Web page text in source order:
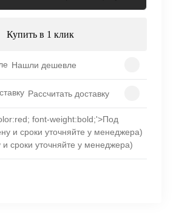
Купить в 1 клик
Нашли дешевле
Рассчитать доставку
и сроки уточняйте у менеджера)